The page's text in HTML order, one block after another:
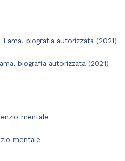
biografia autorizzata (2021)
mentale